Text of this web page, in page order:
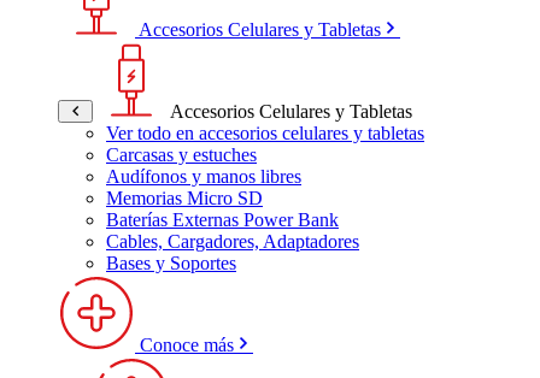
Accesorios Celulares y Tabletas
Accesorios Celulares y Tabletas
Ver todo en accesorios celulares y tabletas
Carcasas y estuches
Audífonos y manos libres
Memorias Micro SD
Baterías Externas Power Bank
Cables, Cargadores, Adaptadores
Bases y Soportes
Conoce más